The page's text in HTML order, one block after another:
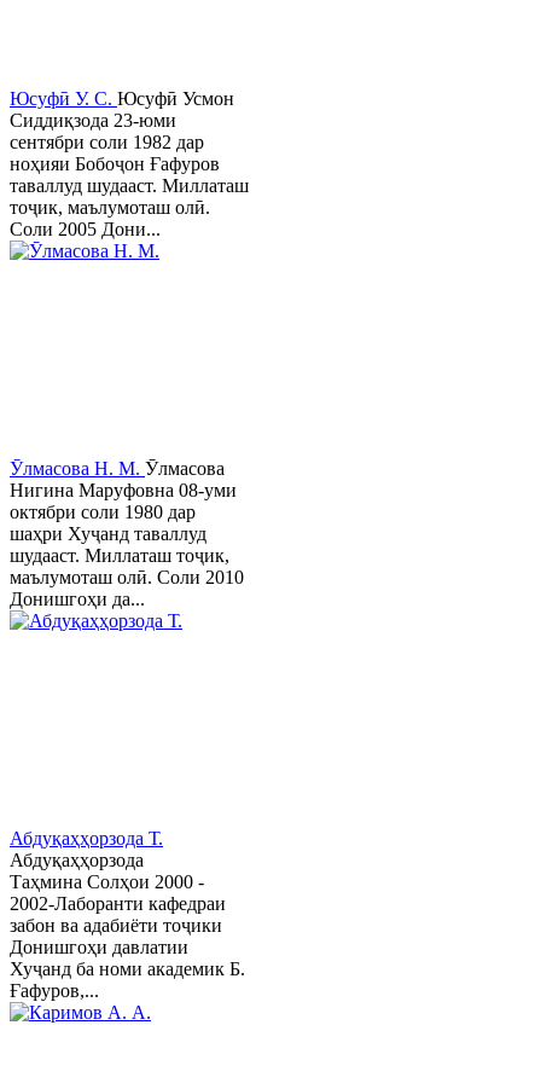
Юсуфӣ У. C. Юсуфӣ Усмон
Сиддиқзода 23-юми
сентябри соли 1982 дар
ноҳияи Бобоҷон Ғафуров
таваллуд шудааст. Миллаташ
тоҷик, маълумоташ олӣ.
Соли 2005 Дони...
Ӯлмасова Н. М. Ӯлмасова
Нигина Маруфовна 08-уми
октябри соли 1980 дар
шаҳри Хуҷанд таваллуд
шудааст. Миллаташ тоҷик,
маълумоташ олӣ. Соли 2010
Донишгоҳи да...
Абдуқаҳҳорзода Т.
Абдуқаҳҳорзода
Таҳмина Солҳои 2000 -
2002-Лаборанти кафедраи
забон ва адабиёти тоҷики
Донишгоҳи давлатии
Хуҷанд ба номи академик Б.
Ғафуров,...